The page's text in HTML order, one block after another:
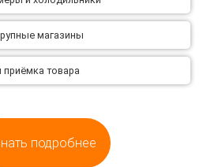
магазины
приёмка товара
подробнее